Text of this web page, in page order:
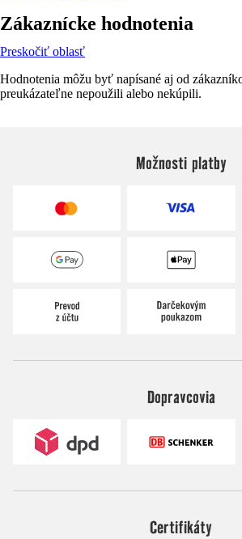
Zákaznícke hodnotenia
Preskočiť oblasť
Hodnotenia môžu byť napísané aj od
preukázateľne nepoužili alebo nekúpili.
Možnosti platby
Dopravcovia
Certifikáty